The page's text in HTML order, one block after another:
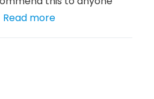
Read more